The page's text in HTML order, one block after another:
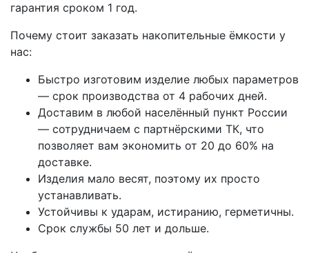
гарантия сроком 1 год.
Почему стоит заказать накопительные ёмкости у
нас:
Быстро изготовим изделие любых параметров
— срок производства от 4 рабочих дней.
Доставим в любой населённый пункт России
— сотрудничаем с партнёрскими ТК, что
позволяет вам экономить от 20 до 60% на
доставке.
Изделия мало весят, поэтому их просто
устанавливать.
Устойчивы к ударам, истиранию, герметичны.
Срок службы 50 лет и дольше.